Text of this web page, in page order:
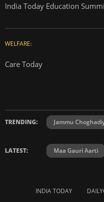
India Today Education
WELFARE:
Care Today
TRENDING: Jammu
LATEST: Maa Gauri Aarti
INDIA TODAY